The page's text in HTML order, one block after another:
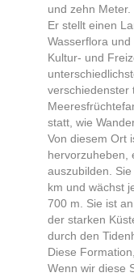
und zehn Meter.
Er stellt einen
Wasserflora
Kultur- und
verschiedenster
statt, wie
Von diesem Ort
hervorzuheben,
auszubilden.
km und wächst
700 m. Sie ist
der starken
durch den
Diese
Wenn wir diese